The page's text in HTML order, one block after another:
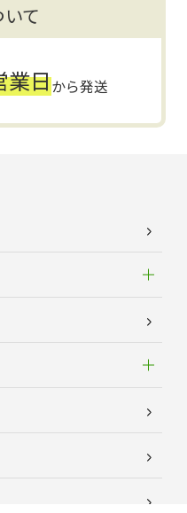
て
業日から発送